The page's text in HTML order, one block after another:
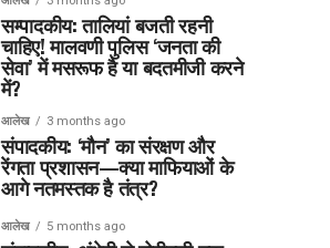
सम्पादकीय: तालियां बजती रहनी
चाहिए! मालवणी पुलिस ‘जनता की
सेवा’ में मसरूफ है या बदतमीजी करने
में?
आलेख 3 months ago
संपादकीय: ‘मौन’ का संरक्षण और
रेंगता प्रशासन—क्या माफियाओं के
आगे नतमस्तक है तंत्र?
आलेख 5 months ago